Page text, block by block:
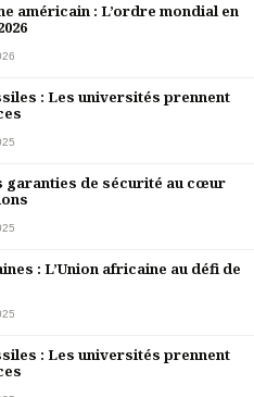
américain : L’ordre mondial en
: Les universités prennent
garanties de sécurité au cœur
: L’Union africaine au défi de
: Les universités prennent